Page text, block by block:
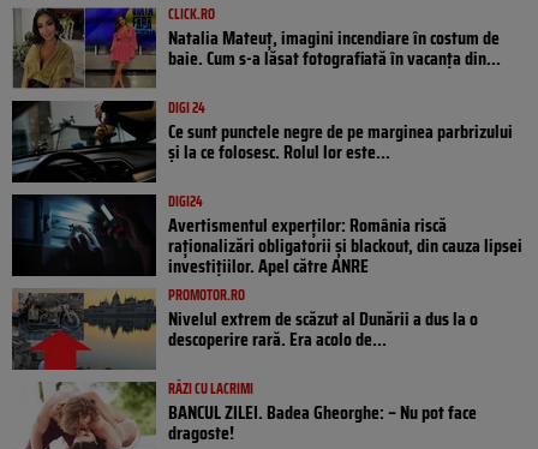
CLICK.RO
Natalia Mateuț, imagini incendiare în costum de
baie. Cum s-a lăsat fotografiată în vacanța din...
DIGI 24
Ce sunt punctele negre de pe marginea parbrizului
și la ce folosesc. Rolul lor este...
DIGI24
Avertismentul experților: România riscă
raționalizări obligatorii și blackout, din cauza lipsei
investițiilor. Apel către ANRE
PROMOTOR.RO
Nivelul extrem de scăzut al Dunării a dus la o
descoperire rară. Era acolo de...
RÂZI CU LACRIMI
BANCUL ZILEI. Badea Gheorghe: – Nu pot face
dragoste!